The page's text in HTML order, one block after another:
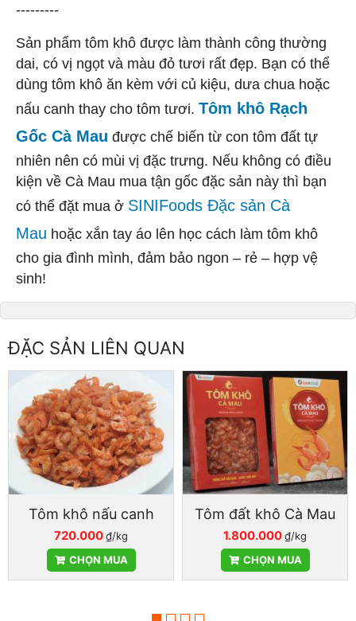
---------
Sản phẩm tôm khô được làm thành công thường
dai, có vị ngọt và màu đỏ tươi rất đẹp. Bạn có thể
dùng tôm khô ăn kèm với củ kiệu, dưa chua hoặc
nấu canh thay cho tôm tươi. Tôm khô Rạch
Gốc Cà Mau được chế biến từ con tôm đất tự
nhiên nên có mùi vị đặc trưng. Nếu không có điều
kiện về Cà Mau mua tận gốc đặc sản này thì bạn
có thể đặt mua ở SINIFoods Đặc sản Cà
Mau hoặc xắn tay áo lên học cách làm tôm khô
cho gia đình mình, đảm bảo ngon – rẻ – hợp vệ
sinh!
ĐẶC SẢN LIÊN QUAN
Tôm khô nấu canh
720.000₫/kg
CHỌN MUA
Tôm đất khô Cà Mau
1.800.000₫/kg
CHỌN MUA